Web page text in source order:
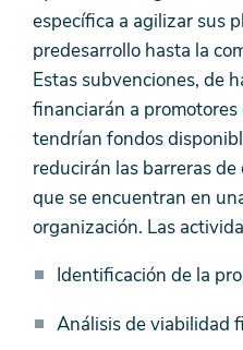
específica a agilizar sus
predesarrollo hasta la
Estas subvenciones, de
financiarán a
tendrían fondos
reducirán las barreras
que se encuentran en
organización. Las
Identificación de la
Análisis de viabilidad